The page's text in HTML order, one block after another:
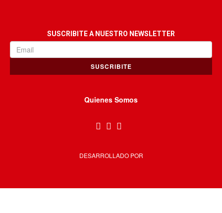
SUSCRIBITE A NUESTRO NEWSLETTER
SUSCRIBITE
Quienes Somos
DESARROLLADO POR